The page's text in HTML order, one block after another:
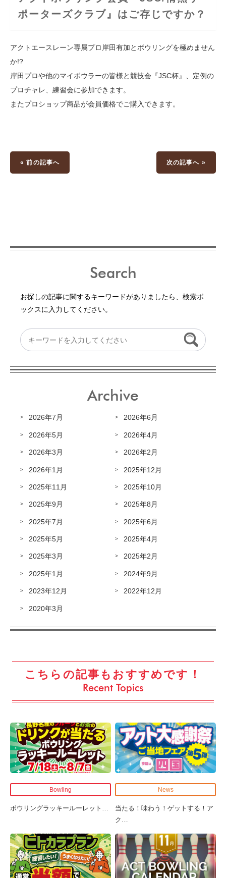
ポーターズクラブ』はご存じですか？
アクトエースレーン専属プロ岸田有加とボウリングを極めません
か!?
岸田プロや他のマイボウラーの皆様と競技会『JSC杯』、定例の
プロチャレ、練習会に参加できます。
またプロショップ商品が会員価格でご購入できます。
« 前の記事へ 次の記事へ »
Search
お探しの記事に関するキーワードがありましたら、検索ボ
ックスに入力してください。
Archive
2026年7月 2026年6月
2026年5月 2026年4月
2026年3月 2026年2月
2026年1月 2025年12月
2025年11月 2025年10月
2025年9月 2025年8月
2025年7月 2025年6月
2025年5月 2025年4月
2025年3月 2025年2月
2025年1月 2024年9月
2023年12月 2022年12月
2020年3月
こちらの記事もおすすめです！
Recent Topics
Bowling
ボウリングラッキールーレット …
News
当たる！味わう！ゲットする！ア
ク …